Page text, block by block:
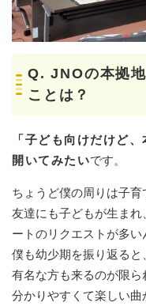
Q. JNOの本拠
ことは？
「子ども向けだけど
開いてみたいです。
ちょうど僕の周りは子育
友達にも子どもが生ま
ートのリクエストが多い
僕も幼少期を振り返ると
有名な方も来るのが限ら
分かりやすくて楽しい